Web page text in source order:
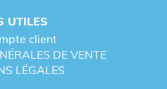
UTILES
client
DE VENTE
LÉGALES